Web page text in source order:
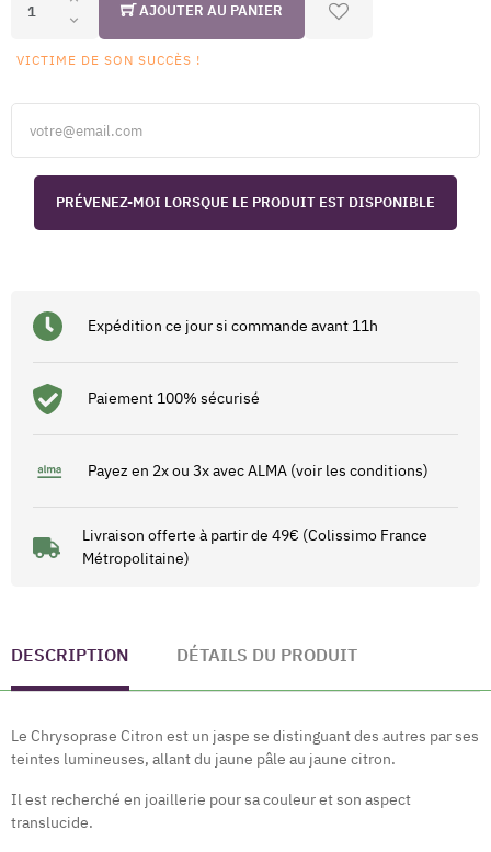
AJOUTER AU PANIER
VICTIME DE SON SUCCÈS !
PRÉVENEZ-MOI LORSQUE LE PRODUIT EST DISPONIBLE
Expédition ce jour si commande avant 11h
Paiement 100% sécurisé
Payez en 2x ou 3x avec ALMA (voir les conditions)
Livraison offerte à partir de 49€ (Colissimo France
Métropolitaine)
DESCRIPTION DÉTAILS DU PRODUIT
Le Chrysoprase Citron est un jaspe se distinguant des autres par ses
teintes lumineuses, allant du jaune pâle au jaune citron.
Il est recherché en joaillerie pour sa couleur et son aspect
translucide.